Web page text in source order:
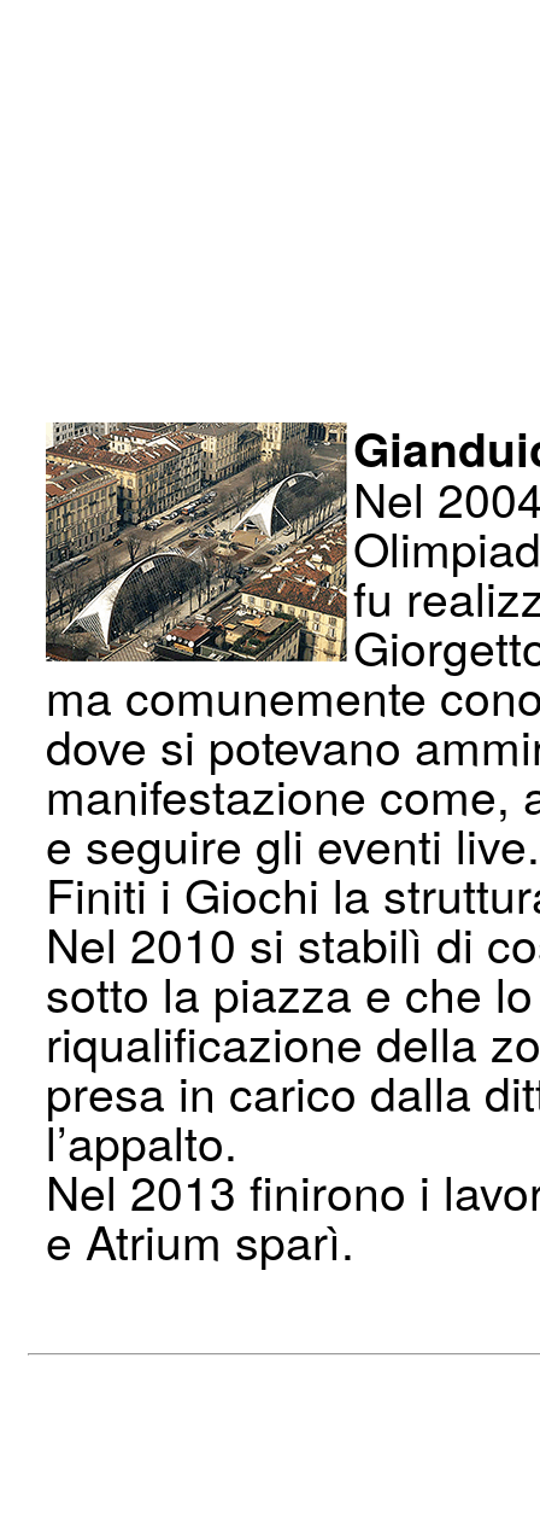
Nel
fu
ma comunemente
dove si potevano
manifestazione come,
e seguire gli eventi live.
Finiti i Giochi la
Nel 2010 si stabilì di
sotto la piazza e che
riqualificazione della
presa in carico dalla
l’appalto.
Nel 2013 finirono i
e Atrium sparì.